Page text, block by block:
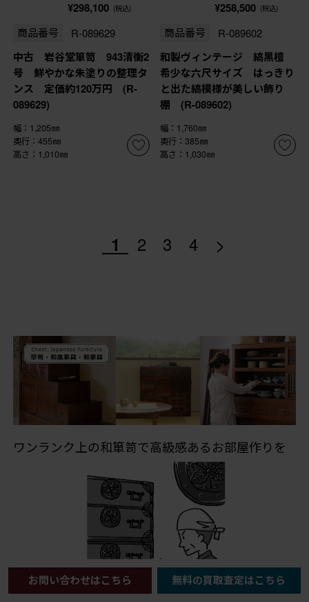
¥298,100 (税込)
商品番号 R-089629
中古 岩谷堂箪笥 943清衡2
号 鮮やかな朱塗りの整理タ
ンス 定価約120万円 (R-
089629)
幅：1,205㎜
奥行：455㎜
高さ：1,010㎜
¥258,500 (税込)
商品番号 R-089602
和製ヴィンテージ 縞黒檀
希少な六尺サイズ はっきり
と出た縞模様が美しい飾り
棚 (R-089602)
幅：1,760㎜
奥行：385㎜
高さ：1,030㎜
1 2 3 4 >
ワンランク上の和箪笥で高級感あるお部屋作りを
お問い合わせはこちら 無料の買取査定はこちら